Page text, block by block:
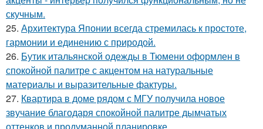
скучным.
25. Архитектура Японии всегда стремилась к простоте,
гармонии и единению с природой.
26. Бутик итальянской одежды в Тюмени оформлен в
спокойной палитре с акцентом на натуральные
материалы и выразительные фактуры.
27. Квартира в доме рядом с МГУ получила новое
звучание благодаря спокойной палитре дымчатых